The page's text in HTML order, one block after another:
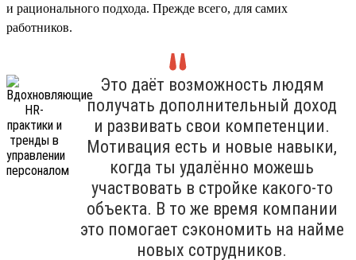
и рационального подхода. Прежде всего, для самих
работников.
Это даёт возможность людям
получать дополнительный доход
и развивать свои компетенции.
Мотивация есть и новые навыки,
когда ты удалённо можешь
участвовать в стройке какого-то
объекта. В то же время компании
это помогает сэкономить на найме
новых сотрудников.